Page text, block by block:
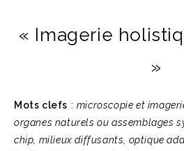
« Imagerie
»
Mots clefs : microscopie et
organes naturels ou assemblages
chip, milieux diffusants, optique